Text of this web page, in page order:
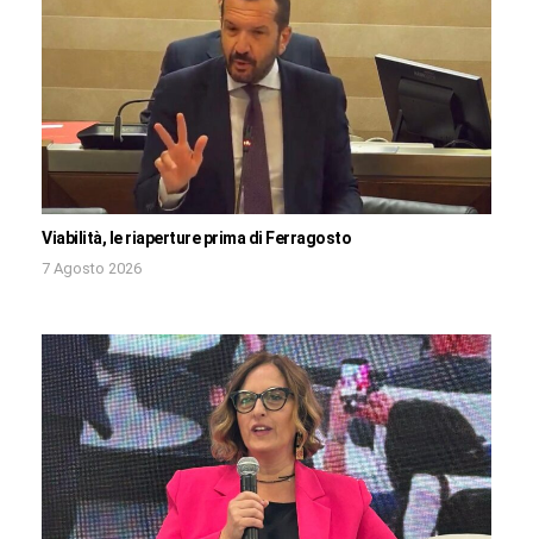
Viabilità, le riaperture prima di Ferragosto
7 Agosto 2026